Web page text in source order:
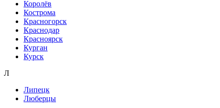
Королёв
Кострома
Красногорск
Краснодар
Красноярск
Курган
Курск
Л
Липецк
Люберцы